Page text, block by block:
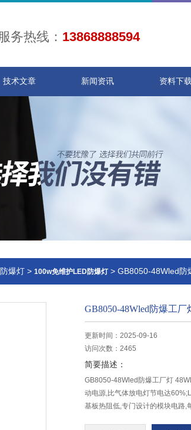
务热线： 13868888594
技术文章 新闻资讯 资料下
爆灯 > 100w免维护LED防爆灯> GB8050-48Wled防
GB8050-48Wled防爆工
更新时间：2025-09-16
访问次数：2465
简要描述：
GB8050-48Wled防爆工厂灯
动电源,比气体放电灯节电达
基板热阻低,专门设计的模块电路,